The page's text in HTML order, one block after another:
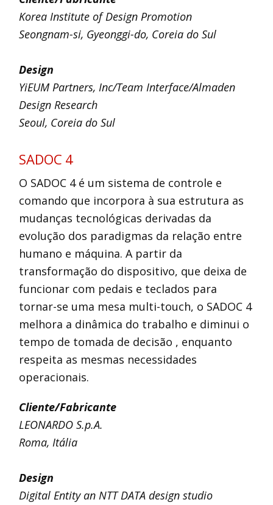
Korea Institute of Design Promotion
Seongnam-si, Gyeonggi-do, Coreia do Sul
Design
YiEUM Partners, Inc/Team Interface/Almaden
Design Research
Seoul, Coreia do Sul
SADOC 4
O SADOC 4 é um sistema de controle e
comando que incorpora à sua estrutura as
mudanças tecnológicas derivadas da
evolução dos paradigmas da relação entre
humano e máquina. A partir da
transformação do dispositivo, que deixa de
funcionar com pedais e teclados para
tornar-se uma mesa multi-touch, o SADOC 4
melhora a dinâmica do trabalho e diminui o
tempo de tomada de decisão , enquanto
respeita as mesmas necessidades
operacionais.
Cliente/Fabricante
LEONARDO S.p.A.
Roma, Itália
Design
Digital Entity an NTT DATA design studio